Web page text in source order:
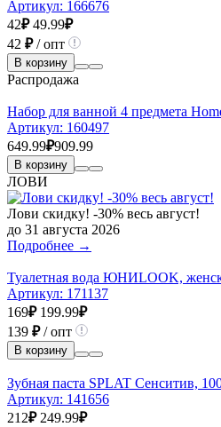
Артикул: 166676
42₽ 49.99₽
42 ₽/ опт
В корзину
Распродажа
Набор для ванной 4 предмета
Артикул: 160497
649.99₽909.99
В корзину
ЛОВИ
Лови скидку! -30% весь август!
до 31 августа 2026
Подробнее →
Туалетная вода ЮНИLOOK,
Артикул: 171137
169₽ 199.99₽
139 ₽/ опт
В корзину
Зубная паста SPLAT Сенситив,
Артикул: 141656
212₽ 249.99₽